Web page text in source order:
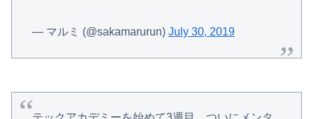
— マルミ (@sakamarurun) July 30, 2019